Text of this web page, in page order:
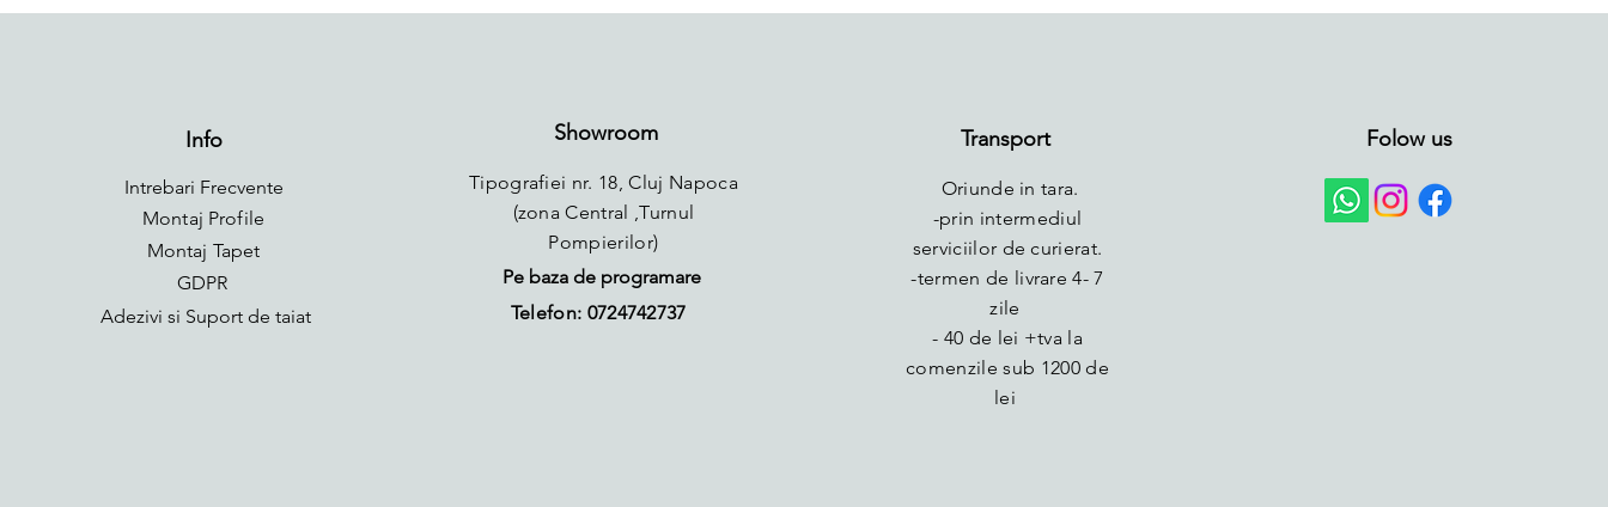
Info
Intrebari Frecvente
Montaj Profile
Montaj Tapet
GDPR
Adezivi si Suport de taiat
Showroom
Tipografiei nr. 18, Cluj Napoca
(zona Central ,Turnul
Pompierilor)
Pe baza de programare
Telefon: 0724742737
Transport
Oriunde in tara.
-prin intermediul
serviciilor de curierat.
-termen de livrare 4- 7
zile
- 40 de lei +tva la
comenzile sub 1200 de
lei
Folow us